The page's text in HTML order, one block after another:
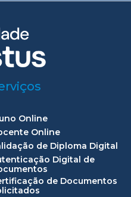
Online
Online
de Diploma Digital
Digital de
de Documentos